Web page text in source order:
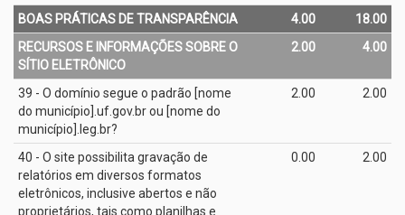
BOAS PRÁTICAS DE TRANSPARÊNCIA 4.00
18.00
RECURSOS E INFORMAÇÕES SOBRE O
SÍTIO ELETRÔNICO
2.00 4.00
39 - O domínio segue o padrão [nome
do município].uf.gov.br ou [nome do
município].leg.br?
2.00 2.00
40 - O site possibilita gravação de
relatórios em diversos formatos
eletrônicos, inclusive abertos e não
proprietários, tais como planilhas e
0.00 2.00